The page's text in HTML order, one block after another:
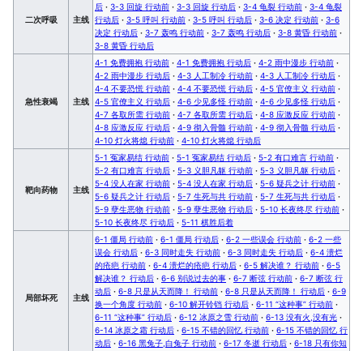
二次呼吸 主线
后 · 3-3 回旋 行动前 · 3-3 回旋 行动后 · 3-4 龟裂 行动前 · 3-4 龟裂
行动后 · 3-5 呼叫 行动前 · 3-5 呼叫 行动后 · 3-6 决定 行动前 · 3-6
决定 行动后 · 3-7 轰鸣 行动前 · 3-7 轰鸣 行动后 · 3-8 黄昏 行动前 ·
3-8 黄昏 行动后
急性衰竭 主线
4-1 免费拥抱 行动前 · 4-1 免费拥抱 行动后 · 4-2 雨中漫步 行动前 ·
4-2 雨中漫步 行动后 · 4-3 人工制冷 行动前 · 4-3 人工制冷 行动后 ·
4-4 不要恐慌 行动前 · 4-4 不要恐慌 行动后 · 4-5 官僚主义 行动前 ·
4-5 官僚主义 行动后 · 4-6 少见多怪 行动前 · 4-6 少见多怪 行动后 ·
4-7 各取所需 行动前 · 4-7 各取所需 行动后 · 4-8 应激反应 行动前 ·
4-8 应激反应 行动后 · 4-9 彻入骨髓 行动前 · 4-9 彻入骨髓 行动后 ·
4-10 灯火将熄 行动前 · 4-10 灯火将熄 行动后
靶向药物 主线
5-1 冤家易结 行动前 · 5-1 冤家易结 行动后 · 5-2 有口难言 行动前 ·
5-2 有口难言 行动后 · 5-3 义胆凡躯 行动前 · 5-3 义胆凡躯 行动后 ·
5-4 没人在家 行动前 · 5-4 没人在家 行动后 · 5-6 疑兵之计 行动前 ·
5-6 疑兵之计 行动后 · 5-7 生死与共 行动前 · 5-7 生死与共 行动后 ·
5-9 孽生恶物 行动前 · 5-9 孽生恶物 行动后 · 5-10 长夜终尽 行动前 ·
5-10 长夜终尽 行动后 · 5-11 棋胜后着
局部坏死 主线
6-1 僵局 行动前 · 6-1 僵局 行动后 · 6-2 一些误会 行动前 · 6-2 一些
误会 行动后 · 6-3 同时走失 行动前 · 6-3 同时走失 行动后 · 6-4 溃烂
的疮疤 行动前 · 6-4 溃烂的疮疤 行动后 · 6-5 解决谁？ 行动前 · 6-5
解决谁？ 行动后 · 6-6 别说过去的事 · 6-7 断弦 行动前 · 6-7 断弦 行
动后 · 6-8 只是从天而降！ 行动前 · 6-8 只是从天而降！ 行动后 · 6-9
换一个角度 行动前 · 6-10 解开铃铛 行动后 · 6-11 “这种事” 行动前 ·
6-11 “这种事” 行动后 · 6-12 冰原之雪 行动前 · 6-13 没有火,没有光 ·
6-14 冰原之霜 行动后 · 6-15 不错的回忆 行动前 · 6-15 不错的回忆 行
动后 · 6-16 黑兔子,白兔子 行动前 · 6-17 冬逝 行动后 · 6-18 只有你知